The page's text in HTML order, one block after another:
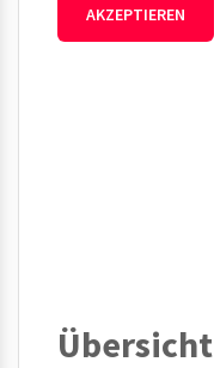
AKZEPTIEREN
Übersicht